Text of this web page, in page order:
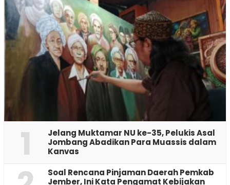
1
Jelang Muktamar NU ke-35, Pelukis Asal
Jombang Abadikan Para Muassis dalam
Kanvas
‎Soal Rencana Pinjaman Daerah Pemkab
Jember, Ini Kata Pengamat Kebijakan ‎